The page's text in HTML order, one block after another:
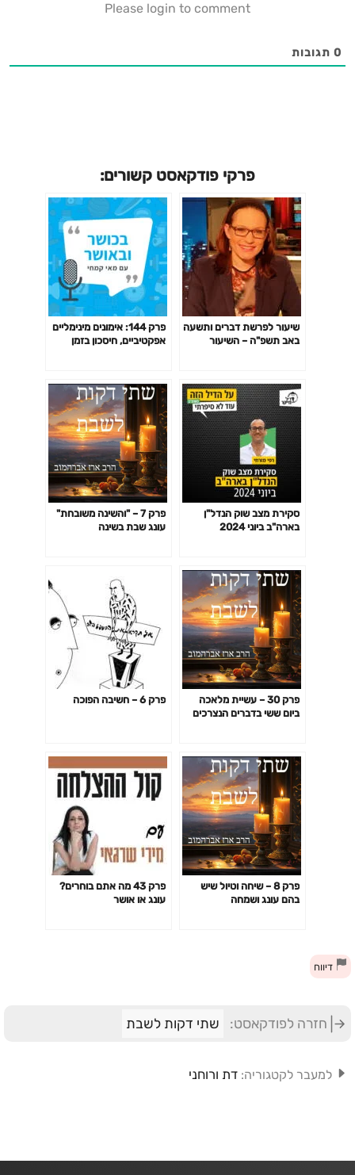
Please login to comment
0 תגובות
פרקי פודקאסט קשורים:
שיעור לפרשת דברים ותשעה
באב תשפ"ה – השיעור
פרק 144: אימונים מינימליים
אפקטיביים, חיסכון בזמן
סקירת מצב שוק הנדל"ן
בארה"ב ביוני 2024
פרק 7 – "והשינה משובחת"
עונג שבת בשינה
פרק 30 – עשיית מלאכה
ביום ששי בדברים הנצרכים
פרק 6 – חשיבה הפוכה
פרק 8 – שיחה וטיול שיש
בהם עונג ושמחה
פרק 43 מה אתם בוחרים?
עונג או אושר
דיווח
חזרה לפודקאסט: שתי דקות לשבת
למעבר לקטגוריה: דת ורוחני